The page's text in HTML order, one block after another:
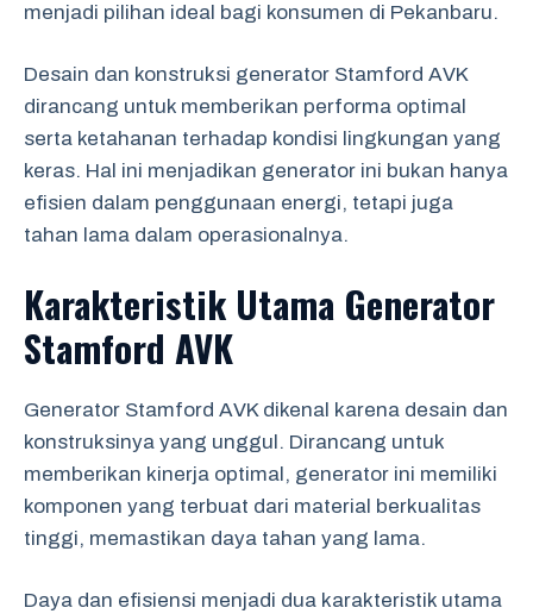
menjadi pilihan ideal bagi konsumen di Pekanbaru.
Desain dan konstruksi generator Stamford AVK
dirancang untuk memberikan performa optimal
serta ketahanan terhadap kondisi lingkungan yang
keras. Hal ini menjadikan generator ini bukan hanya
efisien dalam penggunaan energi, tetapi juga
tahan lama dalam operasionalnya.
Karakteristik Utama Generator
Stamford AVK
Generator Stamford AVK dikenal karena desain dan
konstruksinya yang unggul. Dirancang untuk
memberikan kinerja optimal, generator ini memiliki
komponen yang terbuat dari material berkualitas
tinggi, memastikan daya tahan yang lama.
Daya dan efisiensi menjadi dua karakteristik utama